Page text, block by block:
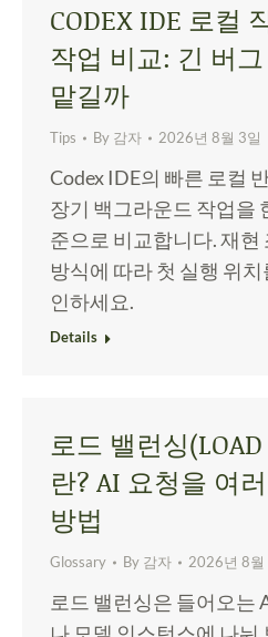
CODEX IDE 로컬
작업 비교: 긴 버
맡길까
Tips By 감자 2026년 8월 3일
Codex IDE의 빠른 로컬
장기 백그라운드 작업을
준으로 비교합니다. 재현
방식에 따라 첫 실행 위
인하세요.
Details
로드 밸런싱
란? AI 요청을 여
방법
Glossary By 감자 2026년 8월
로드 밸런싱은 들어오는